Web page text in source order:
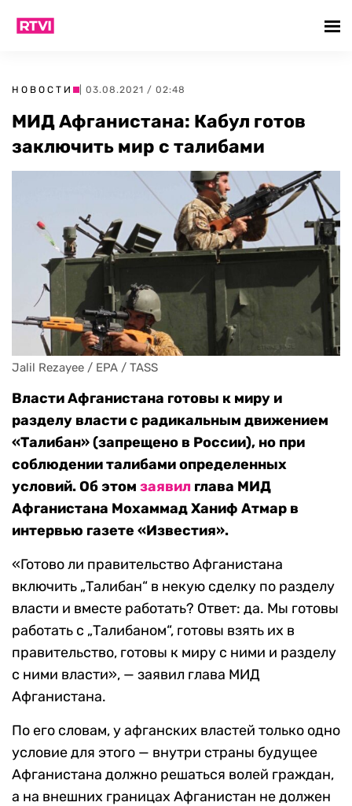
НОВОСТИ | 03.08.2021 / 02:48
МИД Афганистана: Кабул готов
заключить мир с талибами
Jalil Rezayee / EPA / TASS
Власти Афганистана готовы к миру и
разделу власти с радикальным движением
«Талибан» (запрещено в России), но при
соблюдении талибами определенных
условий. Об этом заявил глава МИД
Афганистана Мохаммад Ханиф Атмар в
интервью газете «Известия».
«Готово ли правительство Афганистана
включить „Талибан“ в некую сделку по разделу
власти и вместе работать? Ответ: да. Мы готовы
работать с „Талибаном“, готовы взять их в
правительство, готовы к миру с ними и разделу
с ними власти», — заявил глава МИД
Афганистана.
По его словам, у афганских властей только одно
условие для этого — внутри страны будущее
Афганистана должно решаться волей граждан,
а на внешних границах Афганистан не должен